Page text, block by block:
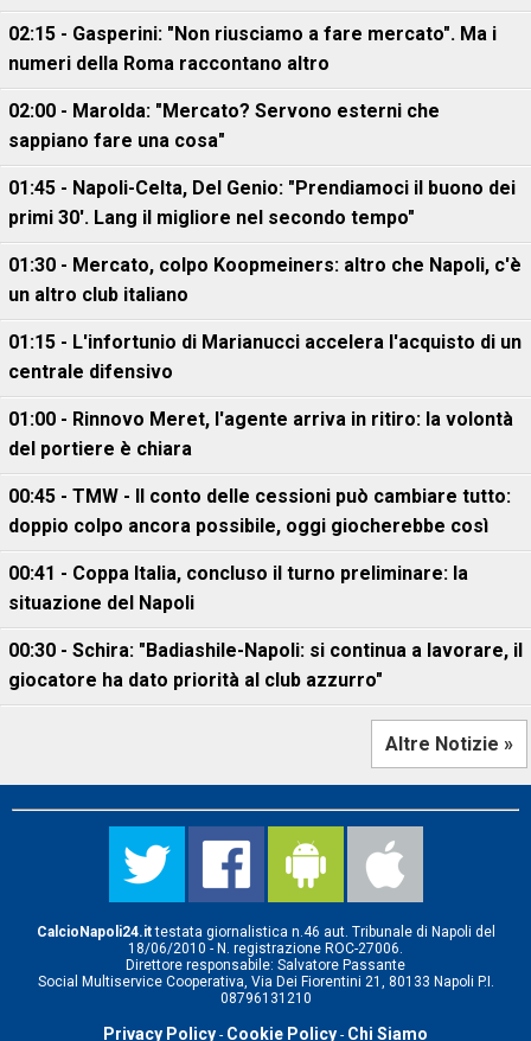
02:15 - Gasperini: "Non riusciamo a fare mercato". Ma i
numeri della Roma raccontano altro
02:00 - Marolda: "Mercato? Servono esterni che
sappiano fare una cosa"
01:45 - Napoli-Celta, Del Genio: "Prendiamoci il buono dei
primi 30'. Lang il migliore nel secondo tempo"
01:30 - Mercato, colpo Koopmeiners: altro che Napoli, c'è
un altro club italiano
01:15 - L'infortunio di Marianucci accelera l'acquisto di un
centrale difensivo
01:00 - Rinnovo Meret, l'agente arriva in ritiro: la volontà
del portiere è chiara
00:45 - TMW - Il conto delle cessioni può cambiare tutto:
doppio colpo ancora possibile, oggi giocherebbe così
00:41 - Coppa Italia, concluso il turno preliminare: la
situazione del Napoli
00:30 - Schira: "Badiashile-Napoli: si continua a lavorare, il
giocatore ha dato priorità al club azzurro"
Altre Notizie »
CalcioNapoli24.ittestata giornalistica n.46 aut. Tribunale di Napoli del
18/06/2010 - N. registrazione ROC-27006.
Direttore responsabile: Salvatore Passante
Social Multiservice Cooperativa, Via Dei Fiorentini 21, 80133 Napoli P.I.
08796131210
Privacy Policy - Cookie Policy - Chi Siamo